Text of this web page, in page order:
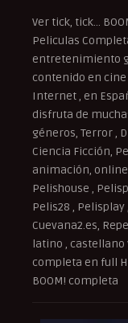
Ver tick, tick…
Peliculas
entretenimiento
contenido en
Internet , en
disfruta de
géneros, Terror ,
Ciencia Ficción,
animación,
Pelishouse ,
Pelis28 , Pelisplay
Cuevana2.es,
latino , castellano
completa en full
BOOM! completa